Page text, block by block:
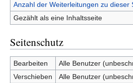
Anzahl der Weiterleitungen zu dieser
Gezählt als eine Inhaltsseite
Seitenschutz
Bearbeiten
Alle Benutzer
Verschieben
Alle Benutzer